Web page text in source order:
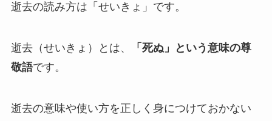
逝去の読み方は「せいきょ」です。
逝去（せいきょ）とは、
「死ぬ」という意味の尊
敬語です。
逝去の意味や使い方を正しく身につけておかない